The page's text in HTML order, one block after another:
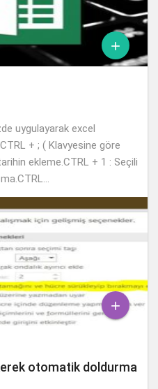

uygulayarak excel
CTRL + ; ( Klavyesine göre
ekleme.CTRL + 1 : Seçili

otomatik doldurma